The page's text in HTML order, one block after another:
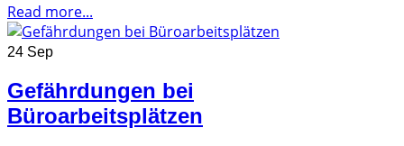
Read more...
24 Sep
Gefährdungen bei
Büroarbeitsplätzen